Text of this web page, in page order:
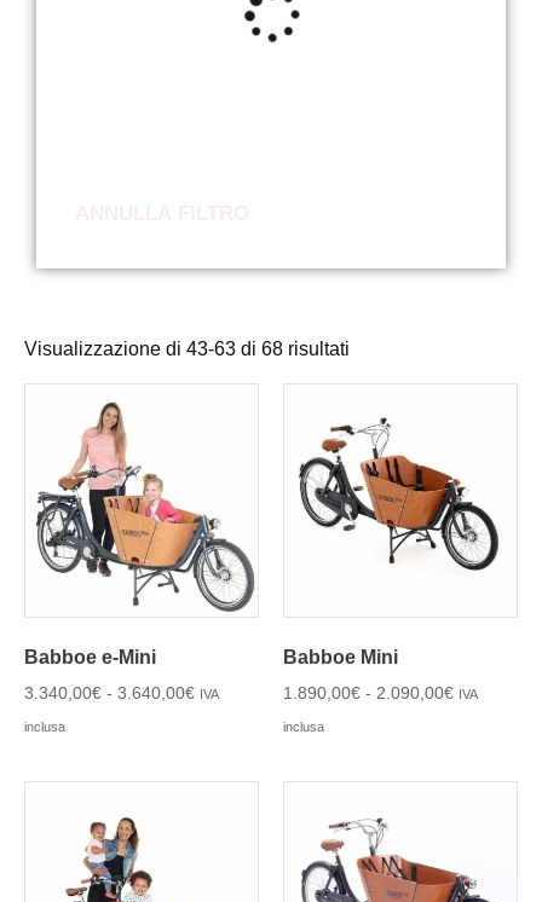
Visualizzazione di 43-63 di 68 risultati
Babboe e-Mini
3.340,00€ - 3.640,00€ IVA
inclusa
Babboe Mini
1.890,00€ - 2.090,00€ IVA
inclusa